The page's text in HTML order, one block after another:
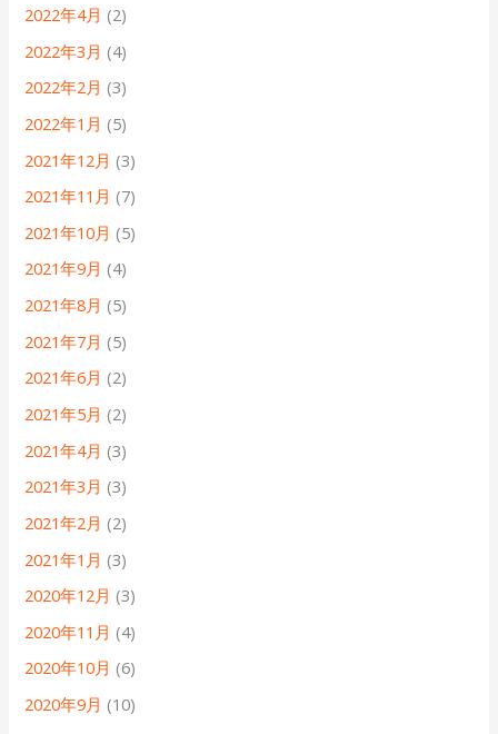
2022年4月 (2)
2022年3月 (4)
2022年2月 (3)
2022年1月 (5)
2021年12月 (3)
2021年11月 (7)
2021年10月 (5)
2021年9月 (4)
2021年8月 (5)
2021年7月 (5)
2021年6月 (2)
2021年5月 (2)
2021年4月 (3)
2021年3月 (3)
2021年2月 (2)
2021年1月 (3)
2020年12月 (3)
2020年11月 (4)
2020年10月 (6)
2020年9月 (10)